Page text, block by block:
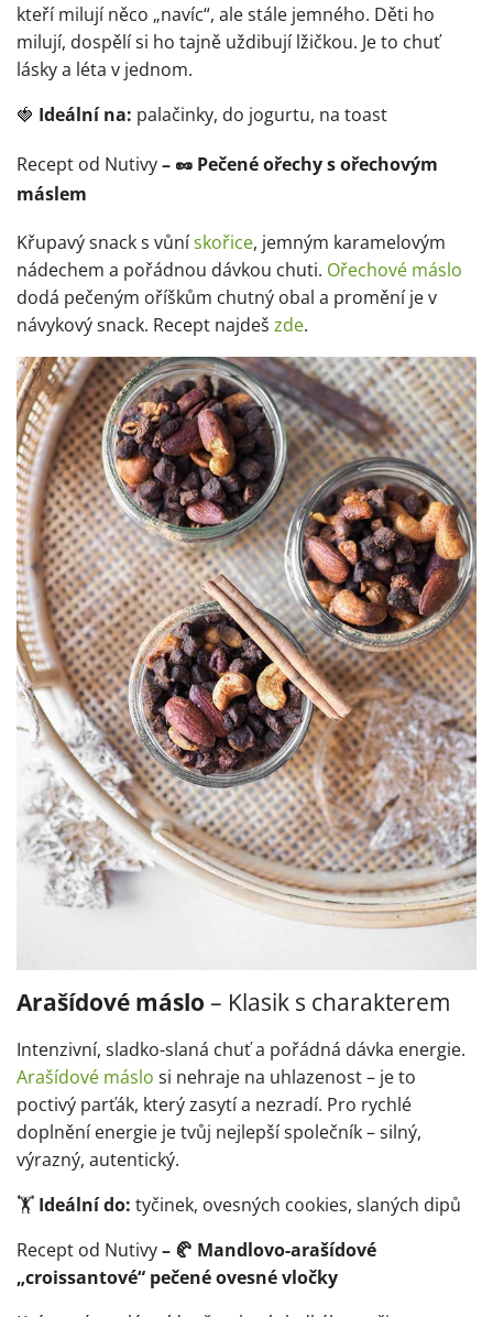
kteří milují něco „navíc“, ale stále jemného. Děti ho
milují, dospělí si ho tajně uždibují lžičkou. Je to chuť
lásky a léta v jednom.
🍓 Ideální na: palačinky, do jogurtu, na toast
Recept od Nutivy– 🥜 Pečené ořechy s ořechovým
máslem
Křupavý snack s vůnískořice, jemným karamelovým
nádechem a pořádnou dávkou chuti. Ořechové máslo
dodá pečeným oříškům chutný obal a promění je v
návykový snack. Recept najdeš zde.
Arašídové máslo – Klasik s charakterem
Intenzivní, sladko-slaná chuť a pořádná dávka energie.
Arašídové máslo si nehraje na uhlazenost – je to
poctivý parťák, který zasytí a nezradí. Pro rychlé
doplnění energie je tvůj nejlepší společník – silný,
výrazný, autentický.
🏋️ Ideální do: tyčinek, ovesných cookies, slaných dipů
Recept od Nutivy– 🥐 Mandlovo-arašídové
„croissantové“ pečené ovesné vločky